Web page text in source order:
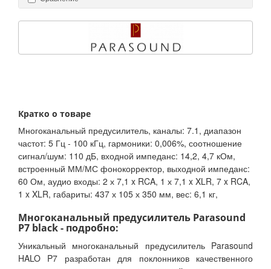
Кратко о товаре
Многоканальный предусилитель, каналы: 7.1, диапазон
частот: 5 Гц - 100 кГц, гармоники: 0,006%, соотношение
сигнал/шум: 110 дБ, входной импеданс: 14,2, 4,7 кОм,
встроенный ММ/МС фонокорректор, выходной импеданс:
60 Ом, аудио входы: 2 х 7,1 x RCA, 1 х 7,1 x XLR, 7 x RCA,
1 x XLR, габариты: 437 х 105 х 350 мм, вес: 6,1 кг,
Многоканальный предусилитель Parasound
P7 black - подробно:
Уникальный многоканальный предусилитель Parasound
HALO P7 разработан для поклонников качественного